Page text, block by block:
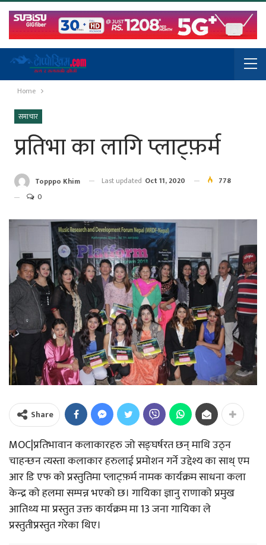
Home
समाचार
प्रतिभा का लागि प्लाट्फ़र्म
Topppo Khim Last updated Oct 11, 2020
778
0
Share
MOC|प्रतिभावान कलाकारहरु जो सङ्घर्षरत छन् माथि उठ्न
चाहन्छन त्यस्ता कलाकार हरुलाई प्रमोशन गर्ने उद्देश्य का साथ् एम
आर डि एफ को प्रस्तुतिमा प्लाट्फ़र्म नामक कार्यक्रम साधना कला
केन्द्र को हलमा सम्पन्न भएको छ। गायिका ज्ञानु राणाको प्रमुख
आतिथ्य मा प्रस्तुत उक्त कार्यक्रम मा 13 जना गायिका ले
प्रस्तुतीप्रस्तुत गरेका थिए।